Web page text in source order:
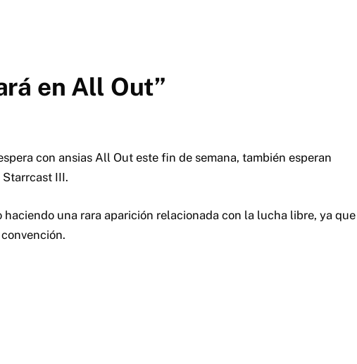
en All Out”
con ansias All Out este fin de semana, también esperan
III.
haciendo una rara aparición relacionada con la lucha libre, ya que